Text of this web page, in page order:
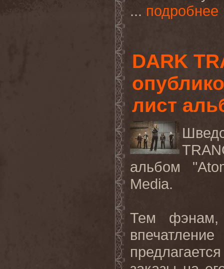
... подробнее
DARK
лист
альбом
Media.
Тем фэнам,